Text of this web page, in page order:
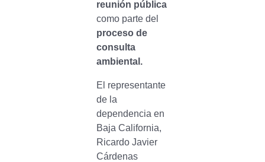
reunión pública
como parte del
proceso de
consulta
ambiental.
El representante
de la
dependencia en
Baja California,
Ricardo Javier
Cárdenas